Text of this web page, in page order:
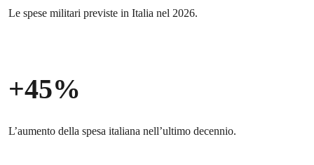
Le spese militari previste in Italia nel 2026.
+45%
L’aumento della spesa italiana nell’ultimo decennio.